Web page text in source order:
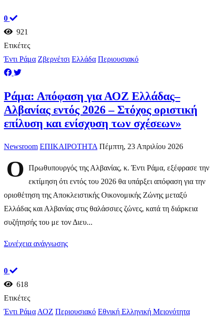
0
921
Ετικέτες
Έντι Ράμα Ζβερνέτσι Ελλάδα Περιουσιακό
Ράμα: Απόφαση για ΑΟΖ Ελλάδας–
Αλβανίας εντός 2026 – Στόχος οριστική
επίλυση και ενίσχυση των σχέσεων»
Newsroom ΕΠΙΚΑΙΡΟΤΗΤΑ Πέμπτη, 23 Απριλίου 2026
Ο
Πρωθυπουργός της Αλβανίας, κ. Έντι Ράμα, εξέφρασε την
εκτίμηση ότι εντός του 2026 θα υπάρξει απόφαση για την
οριοθέτηση της Αποκλειστικής Οικονομικής Ζώνης μεταξύ
Ελλάδας και Αλβανίας στις θαλάσσιες ζώνες, κατά τη διάρκεια
συζήτησής του με τον Διευ...
Συνέχεια ανάγνωσης
0
618
Ετικέτες
Έντι Ράμα ΑΟΖ Περιουσιακό Εθνική Ελληνική Μειονότητα